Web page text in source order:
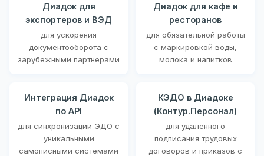
Диадок для
экспортеров и ВЭД
для ускорения
документооборота с
зарубежными партнерами
Диадок для кафе и
ресторанов
для обязательной работы
с маркировкой воды,
молока и напитков
Интеграция Диадок
по API
для синхронизации ЭДО с
уникальными
самописными системами
КЭДО в Диадоке
(Контур.Персонал)
для удаленного
подписания трудовых
договоров и приказов с